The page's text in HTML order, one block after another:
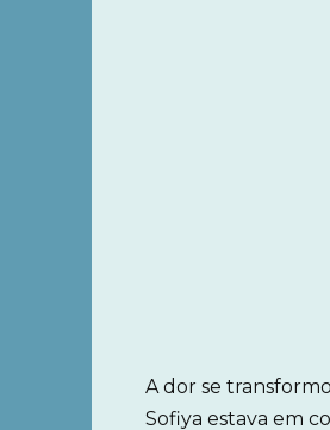
A dor se
Sofiya estava em